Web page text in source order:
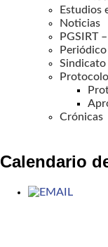
Estudios
Noticias
PGSIRT
Periódico
Sindicato
Crónicas
Calendario